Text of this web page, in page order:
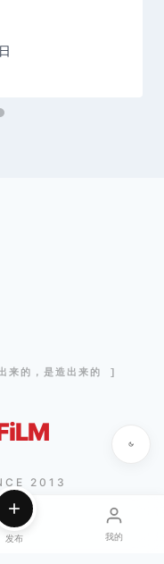
的，是造出来的 ]
2013
发布 我的